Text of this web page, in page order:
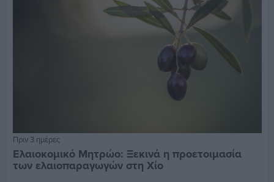
Πριν 3 ημέρες
Ελαιοκομικό Μητρώο: Ξεκινά η προετοιμασία
των ελαιοπαραγωγών στη Χίο